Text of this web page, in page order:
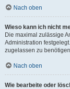
Nach oben
Wieso kann ich nicht
Die maximal zulässige
Administration
zugelassen zu
Nach oben
Wie bearbeite oder